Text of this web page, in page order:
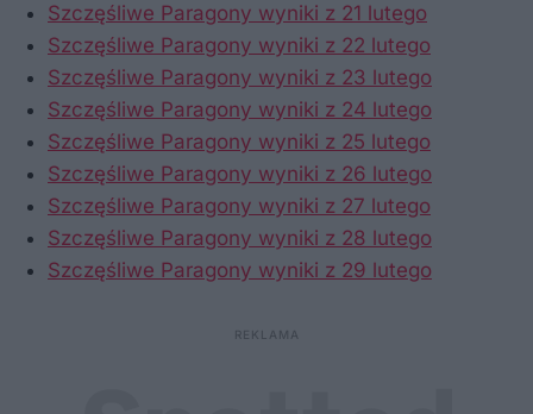
Szczęśliwe Paragony wyniki z 21 lutego
Szczęśliwe Paragony wyniki z 22 lutego
Szczęśliwe Paragony wyniki z 23 lutego
Szczęśliwe Paragony wyniki z 24 lutego
Szczęśliwe Paragony wyniki z 25 lutego
Szczęśliwe Paragony wyniki z 26 lutego
Szczęśliwe Paragony wyniki z 27 lutego
Szczęśliwe Paragony wyniki z 28 lutego
Szczęśliwe Paragony wyniki z 29 lutego